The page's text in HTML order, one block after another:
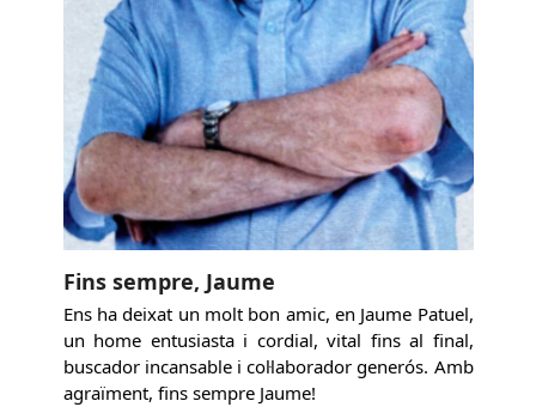
Fins sempre, Jaume
Ens ha deixat un molt bon amic, en Jaume Patuel,
un home entusiasta i cordial, vital fins al final,
buscador incansable i col·laborador generós. Amb
agraïment, fins sempre Jaume!